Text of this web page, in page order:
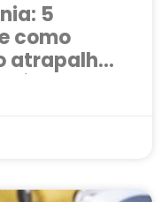
5
como
atrapalhar